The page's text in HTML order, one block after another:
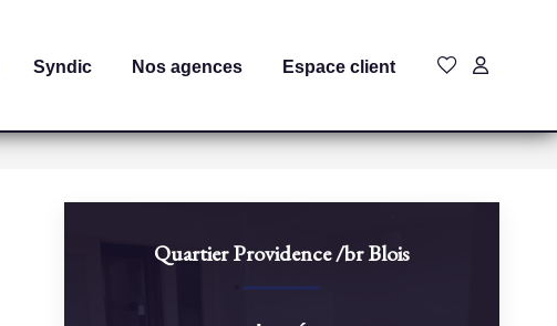
Syndic Nos agences Espace client
Quartier Providence/brBlois